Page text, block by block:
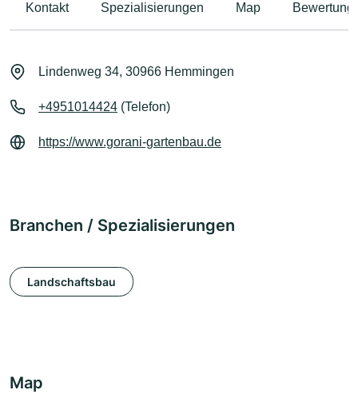
Kontakt Spezialisierungen Map
Lindenweg 34, 30966 Hemmingen
+4951014424 (Telefon)
https://www.gorani-gartenbau.de
Branchen / Spezialisierungen
Landschaftsbau
Map